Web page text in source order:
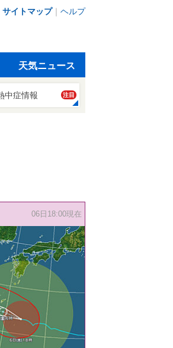
サイトマップ｜ ヘルプ
天気ニュース
中症情報 注目
06日18:00現在